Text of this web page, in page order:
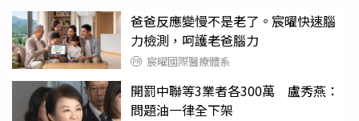
爸爸反應變慢不是老了。宸曜快速腦
力檢測，呵護老爸腦力
宸曜國際醫療體系
開罰中聯等3業者各300萬 盧秀燕：
問題油一律全下架